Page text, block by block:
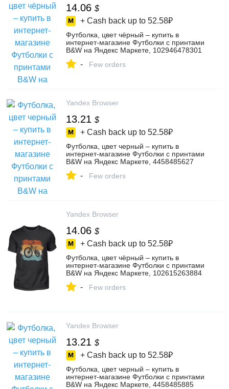
14.06 $
+ Cash back up to 52.58₽
Футболка, цвет чёрный – купить в
интернет-магазине Футболки с принтами
B&W на Яндекс Маркете, 102946478301
- Few orders
Yandex Browser
13.21 $
+ Cash back up to 52.58₽
Футболка, цвет черный – купить в
интернет-магазине Футболки с принтами
B&W на Яндекс Маркете, 4458485627
- Few orders
Yandex Browser
14.06 $
+ Cash back up to 52.58₽
Футболка, цвет чёрный – купить в
интернет-магазине Футболки с принтами
B&W на Яндекс Маркете, 102615263884
- Few orders
Yandex Browser
13.21 $
+ Cash back up to 52.58₽
Футболка, цвет черный – купить в
интернет-магазине Футболки с принтами
B&W на Яндекс Маркете, 4458485885